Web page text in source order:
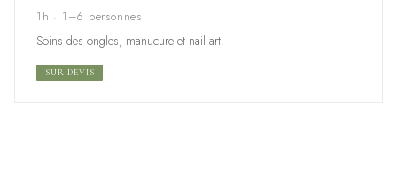
1h · 1–6 personnes
Soins des ongles, manucure et nail art.
SUR DEVIS